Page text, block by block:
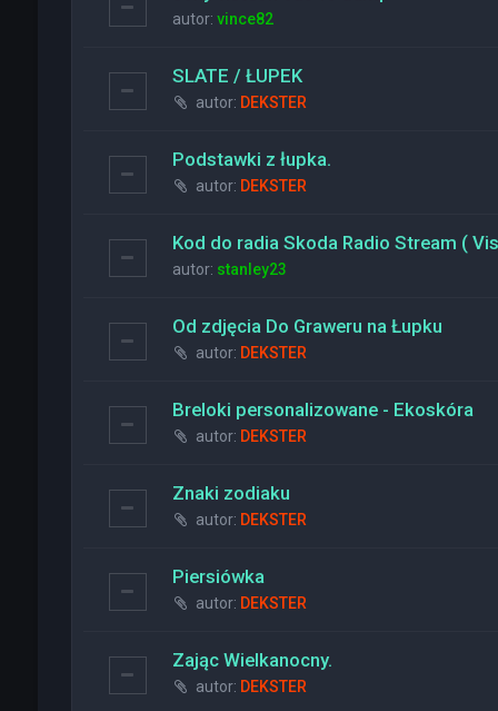
autor: vince82
SLATE / ŁUPEK
autor: DEKSTER
Podstawki z łupka.
autor: DEKSTER
Kod do radia Skoda Radio Stream (
autor: stanley23
Od zdjęcia Do Graweru na Łupku
autor: DEKSTER
Breloki personalizowane - Ekoskóra
autor: DEKSTER
Znaki zodiaku
autor: DEKSTER
Piersiówka
autor: DEKSTER
Zając Wielkanocny.
autor: DEKSTER